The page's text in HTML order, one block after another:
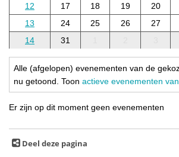
12
17 18 19 20
13
24 25 26 27
14
31
Alle (afgelopen) evenementen van de
nu getoond. Toon actieve evenementen
Er zijn op dit moment geen evenementen
Deel deze pagina